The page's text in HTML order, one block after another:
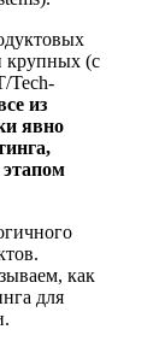
крупных (с
Tech-
из
явно
как
для